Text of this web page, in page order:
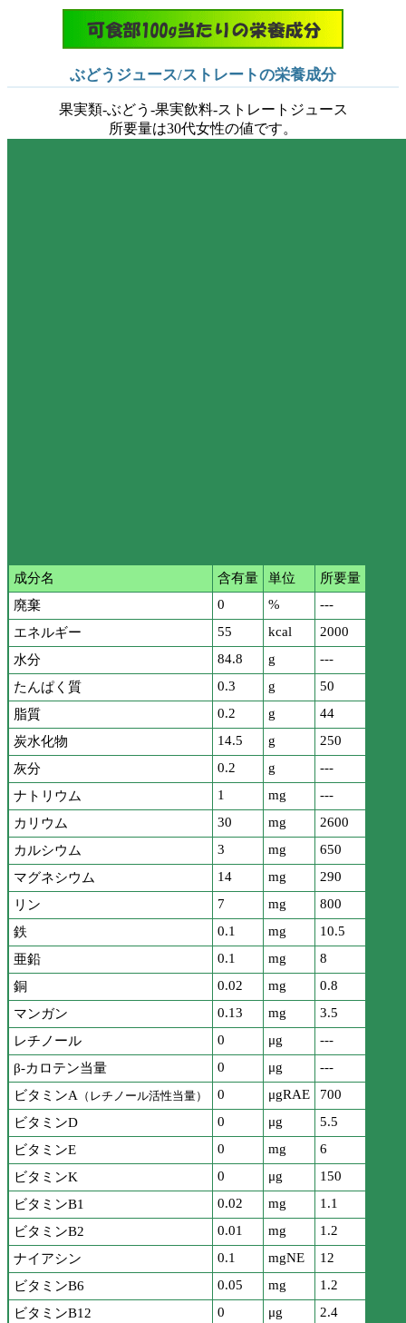
ぶどうジュース/ストレートの栄養成分
果実類-ぶどう-果実飲料-ストレートジュース
所要量は30代女性の値です。
成分名 含有量 単位
所要量
廃棄
0 %
---
エネルギー
55 kcal
2000
水分
84.8 g
---
たんぱく質
0.3 g
50
脂質
0.2 g
44
炭水化物
14.5 g
250
灰分
0.2 g
---
ナトリウム
1 mg
---
カリウム
30 mg
2600
カルシウム
3 mg
650
マグネシウム
14 mg
290
リン
7 mg
800
鉄
0.1 mg
10.5
亜鉛
0.1 mg
8
銅
0.02 mg
0.8
マンガン
0.13 mg
3.5
レチノール
0 μg
---
β-カロテン当量
0 μg
---
ビタミンA （レチノール活性当量） 0 μgRAE
700
ビタミンD
0 μg
5.5
ビタミンE
0 mg
6
ビタミンK
0 μg
150
ビタミンB1
0.02 mg
1.1
ビタミンB2
0.01 mg
1.2
ナイアシン
0.1 mgNE
12
ビタミンB6
0.05 mg
1.2
ビタミンB12
0 μg
2.4